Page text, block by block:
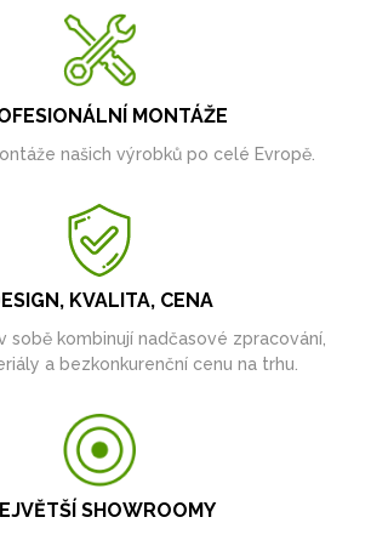
MONTÁŽE
našich výrobků po celé Evropě.
KVALITA, CENA
sobě kombinují nadčasové zpracování,
a bezkonkurenční cenu na trhu.
SHOWROOMY